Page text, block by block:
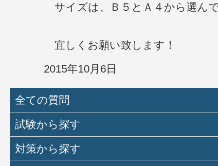
サイズは、Ｂ５とＡ４から選ん
宜しくお願い致します！
2015年10月6日
全ての質問
試験から探す
対策から探す